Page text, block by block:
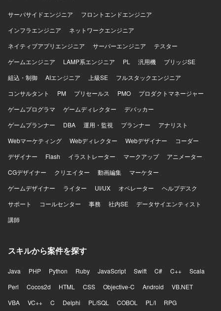
S/4HANAまたはECC環境上でのMM領域を中心としたシス
発生する可能性があります。
サーバサイドエンジニア
フロントエンドエンジニア
インフラエンジニア
ネットワークエンジニア
ネイティブアプリエンジニア
サーバーエンジニア
テスター
ゲームエンジニア
LAMP系エンジニア PL 汎用機
ブリッジSE
組込・制御
AIエンジニア 上級SE
フルスタックエンジニア
コンサルタント
PM プリセールス PMO
プロダクトマネージャー
ゲームプログラマ
ゲームディレクター
デバッカー
ゲームプランナー
DBA 運用・監視 プランナー
アナリスト
Webマーケティング
Webディレクター Webデザイナー
コーダー
デザイナー
Flash イラストレーター マークアップ
アニメーター
CGデザイナー
クリエイター 動画編集
マーケター
ゲームデザイナー
ライター UI/UX オペレーター
ヘルプデスク
サポート
コールセンター 事務 社内SE
データサイエンティスト
講師
スキルから案件を探す
Java PHP Python Ruby JavaScript Swift C# C++
Scala
Perl
Cocos2d HTML CSS Objective-C Android
VB.NET
VBA
VC++ C Delphi PL/SQL COBOL PL/I
RPG